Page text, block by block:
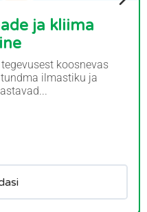
ja kliima
koosnevas
ilmastiku ja